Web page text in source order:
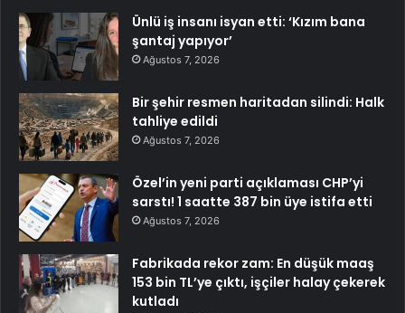
Ünlü iş insanı isyan etti: ‘Kızım bana
şantaj yapıyor’
Ağustos 7, 2026
Bir şehir resmen haritadan silindi: Halk
tahliye edildi
Ağustos 7, 2026
Özel’in yeni parti açıklaması CHP’yi
sarstı! 1 saatte 387 bin üye istifa etti
Ağustos 7, 2026
Fabrikada rekor zam: En düşük maaş
153 bin TL’ye çıktı, işçiler halay çekerek
kutladı